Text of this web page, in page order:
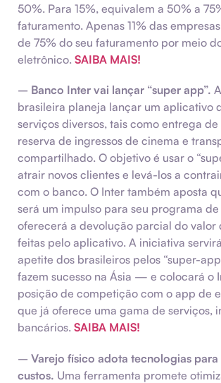
50%. Para 15%, equivalem a 50% a
faturamento. Apenas 11% das
de 75% do seu faturamento por meio
eletrônico. SAIBA MAIS!
– Banco Inter vai lançar “super app”.
brasileira planeja lançar um aplicativo
serviços diversos, tais como entrega
reserva de ingressos de cinema e
compartilhado. O objetivo é usar o
atrair novos clientes e levá-los a
com o banco. O Inter também aposta
será um impulso para seu programa
oferecerá a devolução parcial do valor
feitas pelo aplicativo. A iniciativa
apetite dos brasileiros pelos “super-
fazem sucesso na Ásia — e colocará o
posição de competição com o app de
que já oferece uma gama de serviços,
bancários. SAIBA MAIS!
– Varejo físico adota tecnologias
custos. Uma ferramenta promete